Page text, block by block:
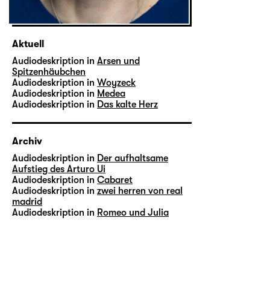
Aktuell
Audiodeskription in Arsen und
Spitzenhäubchen
Audiodeskription in Woyzeck
Audiodeskription in Medea
Audiodeskription in Das kalte Herz
Archiv
Audiodeskription in Der aufhaltsame
Aufstieg des Arturo Ui
Audiodeskription in Cabaret
Audiodeskription in zwei herren von real
madrid
Audiodeskription in Romeo und Julia